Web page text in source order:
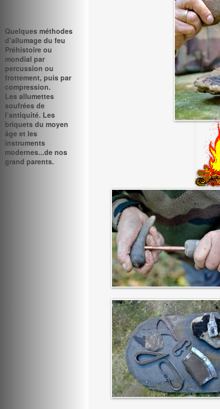
Quelques méthodes
d’allumage du feu
Préhistoire ou
mondial par
percussion ou
frottement, puis par
compression.
Les allumettes
soufrées de
l’antiquité. Les
briquets du moyen
âge et les
instruments
modernes...de nos
grand parents.